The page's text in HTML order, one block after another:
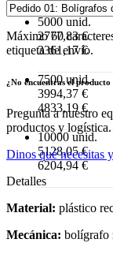
5000 unid.
2777,83 €
3361,17 €
7500 unid.
3994,37 €
4833,19 €
10000 unid.
5128,05 €
6204,94 €
Máximo 60
etiqueta de envío.
¿No encuentras el producto
Pregunta a nuestro
productos y logística.
Dinos qué necesitas
Detalles
Material: plástico
Mecánica: bolígrafo